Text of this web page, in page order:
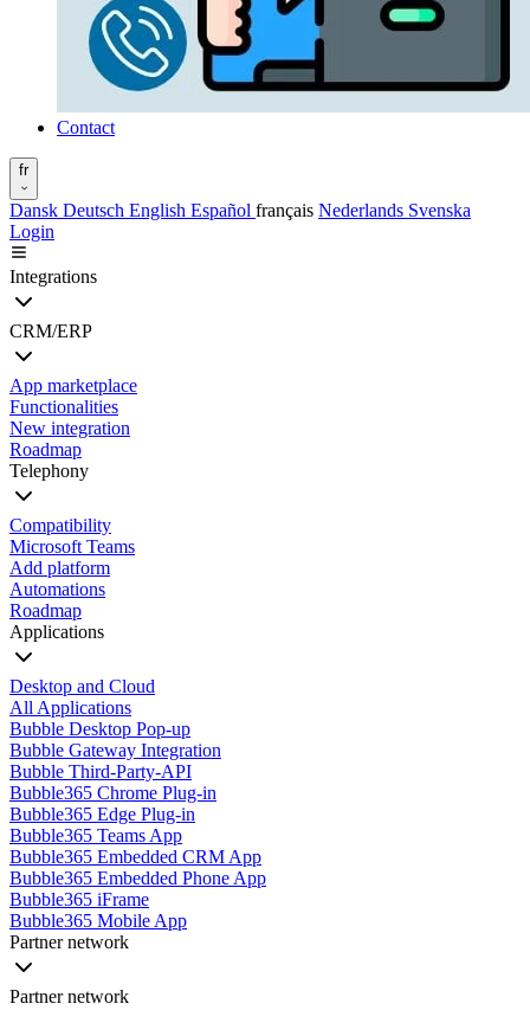
Contact
fr
Dansk Deutsch English Español français Nederlands Svenska
Login
Integrations
CRM/ERP
App marketplace
Functionalities
New integration
Roadmap
Telephony
Compatibility
Microsoft Teams
Add platform
Automations
Roadmap
Applications
Desktop and Cloud
All Applications
Bubble Desktop Pop-up
Bubble Gateway Integration
Bubble Third-Party-API
Bubble365 Chrome Plug-in
Bubble365 Edge Plug-in
Bubble365 Teams App
Bubble365 Embedded CRM App
Bubble365 Embedded Phone App
Bubble365 iFrame
Bubble365 Mobile App
Partner network
Partner network